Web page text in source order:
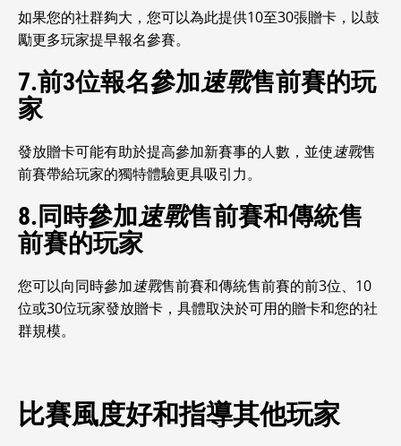
如果您的社群夠大，您可以為此提供10至30張贈卡，以鼓
勵更多玩家提早報名參賽。
7.前3位報名參加速戰售前賽的玩
家
發放贈卡可能有助於提高參加新賽事的人數，並使速戰售
前賽帶給玩家的獨特體驗更具吸引力。
8.同時參加速戰售前賽和傳統售
前賽的玩家
您可以向同時參加速戰售前賽和傳統售前賽的前3位、10
位或30位玩家發放贈卡，具體取決於可用的贈卡和您的社
群規模。
比賽風度好和指導其他玩家